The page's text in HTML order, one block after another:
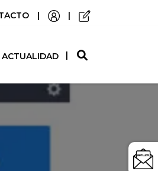
| |
ACTUALIDAD